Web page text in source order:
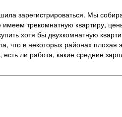
зарегистрироваться. Мы
трекомнатную квартиру,
хотя бы двухкомнатную
в некоторых районах плохая
ли работа, какие средние